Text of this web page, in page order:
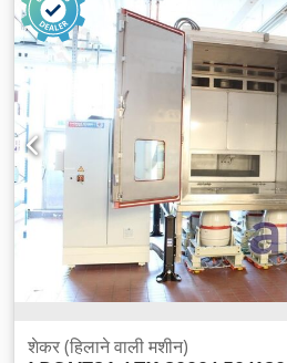
शेकर (हिलाने वाली मशीन)